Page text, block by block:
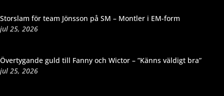
Storslam för team Jönsson på SM – Montler i EM-form
jul 25, 2026
Övertygande guld till Fanny och Wictor – ”Känns väldigt bra”
jul 25, 2026